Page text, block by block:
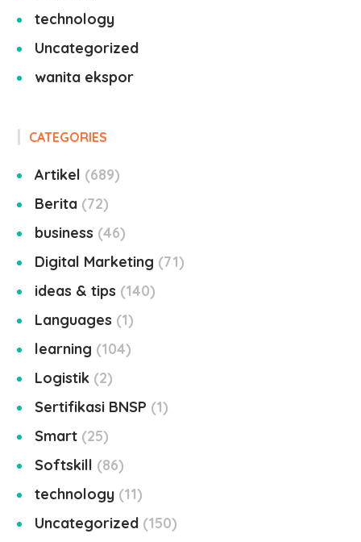
technology
Uncategorized
wanita ekspor
CATEGORIES
Artikel
689
Berita 72
business 46
Digital Marketing
71
ideas & tips
140
Languages
1
learning
104
Logistik 2
Sertifikasi BNSP
1
Smart 25
Softskill
86
technology 11
Uncategorized 150